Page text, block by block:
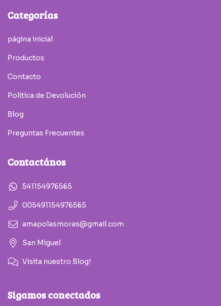
Categorías
página inicial
Productos
Contacto
Política de Devolución
Blog
Preguntas Frecuentes
Contactános
541154976565
005491154976565
amapolasmoras@gmail.com
San Miguel
Visita nuestro Blog!
Sigamos conectados